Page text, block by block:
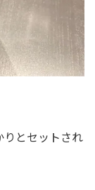
とセットされ